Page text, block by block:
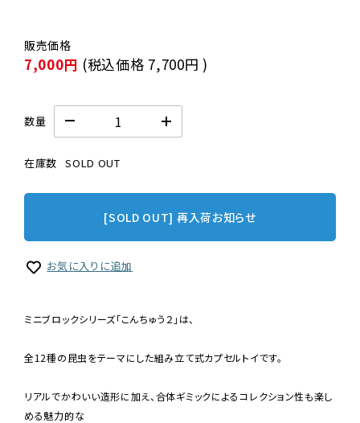
7,000円 (税込価格 7,700円 )
数量
在庫数 SOLD OUT
[SOLD OUT] 再入荷お知らせ
お気に入りに追加
ミニブロックシリーズ「こんちゅう２」は、
全12種の昆虫をテーマにした組み立て式カプセルトイです。
リアルでかわいい造形に加え、合体ギミックによるコレクション性も楽し
める魅力的な